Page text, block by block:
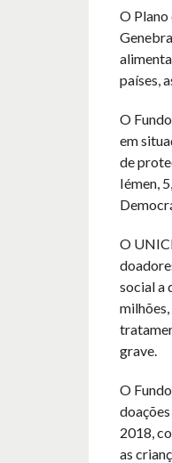
O Plano
países,
O
em
de
Iémen,
O
social a
grave.
O
2018,
as